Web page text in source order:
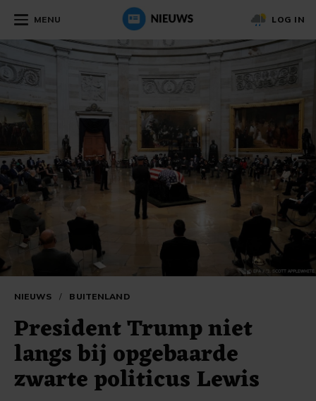
MENU LOG IN
NIEUWS / BUITENLAND
President Trump niet
langs bij opgebaarde
zwarte politicus Lewis